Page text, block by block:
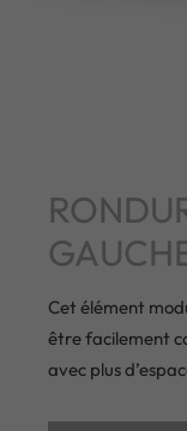
Cet élément
être facilement
avec plus